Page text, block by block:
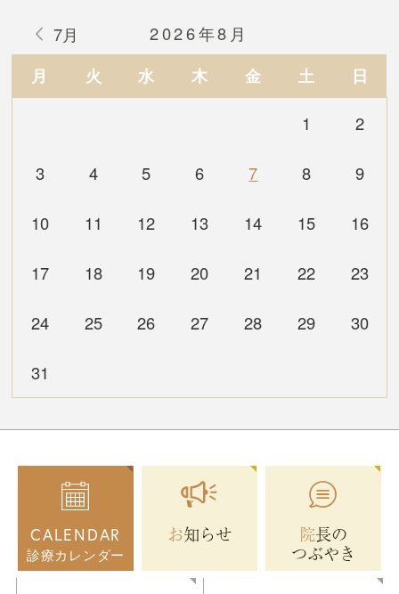
2026年8月
月 火 水 木 金 土 日
7月
1 2
3 4 5 6 7 8 9
10 11 12 13 14 15 16
17 18 19 20 21 22 23
24 25 26 27 28 29 30
31
CALENDAR
診療カレンダー
お知らせ
院長の
つぶやき